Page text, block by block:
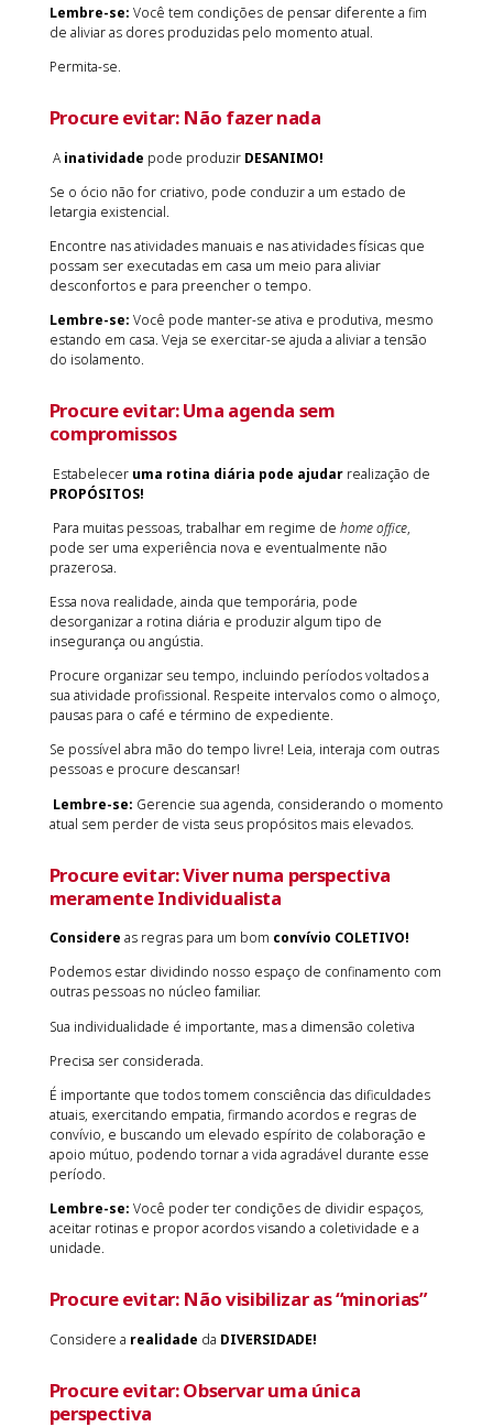
Lembre-se: Você tem condições de pensar diferente a fim
de aliviar as dores produzidas pelo momento atual.
Permita-se.
Procure evitar: Não fazer nada
Ainatividade pode produzir DESANIMO!
Se o ócio não for criativo, pode conduzir a um estado de
letargia existencial.
Encontre nas atividades manuais e nas atividades físicas que
possam ser executadas em casa um meio para aliviar
desconfortos e para preencher o tempo.
Lembre-se: Você pode manter-se ativa e produtiva, mesmo
estando em casa. Veja se exercitar-se ajuda a aliviar a tensão
do isolamento.
Procure evitar:Uma agenda sem
compromissos
Estabelecer uma rotina diária pode ajudarrealização de
PROPÓSITOS!
Para muitas pessoas, trabalhar em regime de home office,
pode ser uma experiência nova e eventualmente não
prazerosa.
Essa nova realidade, ainda que temporária, pode
desorganizar a rotina diária e produzir algum tipo de
insegurança ou angústia.
Procure organizar seu tempo, incluindo períodos voltados a
sua atividade profissional. Respeite intervalos como o almoço,
pausas para o café e término de expediente.
Se possível abra mão do tempo livre! Leia, interaja com outras
pessoas e procure descansar!
Lembre-se: Gerencie sua agenda, considerando o momento
atual sem perder de vista seus propósitos mais elevados.
Procure evitar:Viver numa perspectiva
meramente Individualista
Considere as regras para um bom convívio COLETIVO!
Podemos estar dividindo nosso espaço de confinamento com
outras pessoas no núcleo familiar.
Sua individualidade é importante, mas a dimensão coletiva
Precisa ser considerada.
É importante que todos tomem consciência das dificuldades
atuais, exercitando empatia, firmando acordos e regras de
convívio, e buscando um elevado espírito de colaboração e
apoio mútuo, podendo tornar a vida agradável durante esse
período.
Lembre-se: Você poder ter condições de dividir espaços,
aceitar rotinas e propor acordos visando a coletividade e a
unidade.
Procure evitar: Não visibilizar as “minorias”
Considere a realidade da DIVERSIDADE!
Procure evitar:Observar uma única
perspectiva